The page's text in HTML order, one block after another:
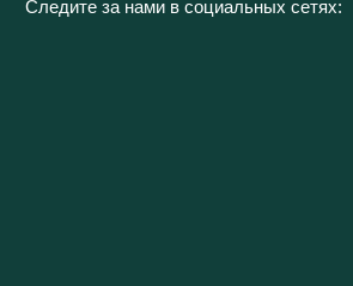
Следите за нами в социальных сетях: